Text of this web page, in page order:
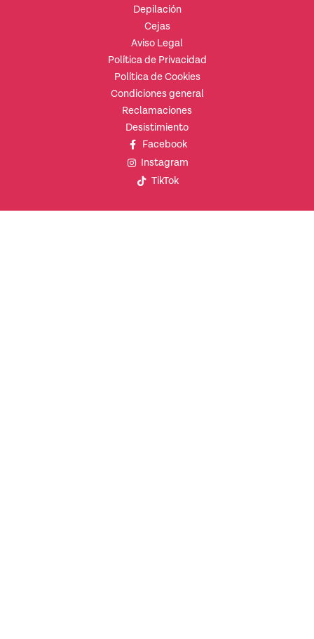
Depilación
Cejas
Aviso Legal
Política de Privacidad
Política de Cookies
Condiciones general
Reclamaciones
Desistimiento
Facebook
Instagram
TikTok